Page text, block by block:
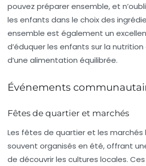
pouvez préparer ensemble, et
les enfants dans le choix des
ensemble est également un
d’éduquer les enfants sur la
d’une alimentation équilibrée.
Événements
Fêtes de quartier et marchés
Les fêtes de quartieret les marchés
souvent organisés en été, offrant
de découvrir les cultures locales.